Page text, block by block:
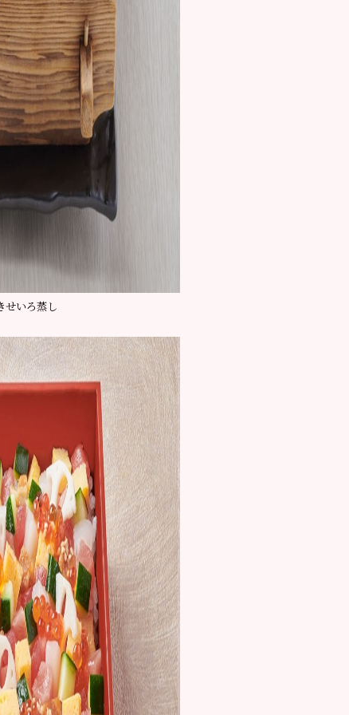
せいろ蒸し